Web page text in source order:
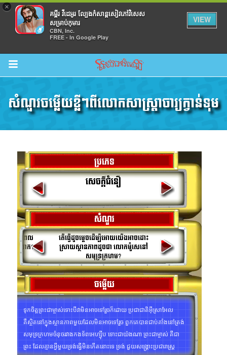
×
គម្ពីរ វីដេអូរ ល្បែងកំសាន្តសៀវភៅវិសេស
សម្រាប់កុមារ
CBN, Inc.
FREE - In Google Play
VIEW
Return to Content
ះគម្ពីរសៀវភៅវិសេសឥតគិតថ្លៃ
សំណួរចម្លើយខ្លីៗពីលោកសាស្រ្តាចារ្យក្វាន់ទុម
សេចក្ដីជំនឿ
ស្ឋាននៅពេល
ារដ៏លំបាក?
តើធ្វើដូចម្តេចដើម្បីអោយយើងអាចដោះ
ស្រាយស្ថានភាពដូចជា លោកម៉ូសេនៅ
សមុទ្រក្រហម?
ទុកចិត្តព្រះជាម្ចាស់ទោះបីវាមិនអាចទៅរួចក៏ដោយ ប្រជាជាតិអ៊ីស្រាអែល​
គឺសិ្ថតនៅក្នុងស្ថានភាពមួយដែលមិនអាចទៅរួច ពួកគេបានជាប់គាំងនៅត្រង់
សមុទ្រក្រហម​ចំនុចរវាងកងទ័ពអេហ្ស៊ីប ទោះជាយ៉ងណា ព្រះជាម្ចាស់ គឺជា
ព្រះ ដែលគ្មានអី្វមួយទ្រង់ធ្វើមិនកើតនោះទេ ទ្រង់ ជួយសង្រ្គោះប្រជារាស្រ្ត
ប្រភេទ
សំណួរ
ចម្លើយ